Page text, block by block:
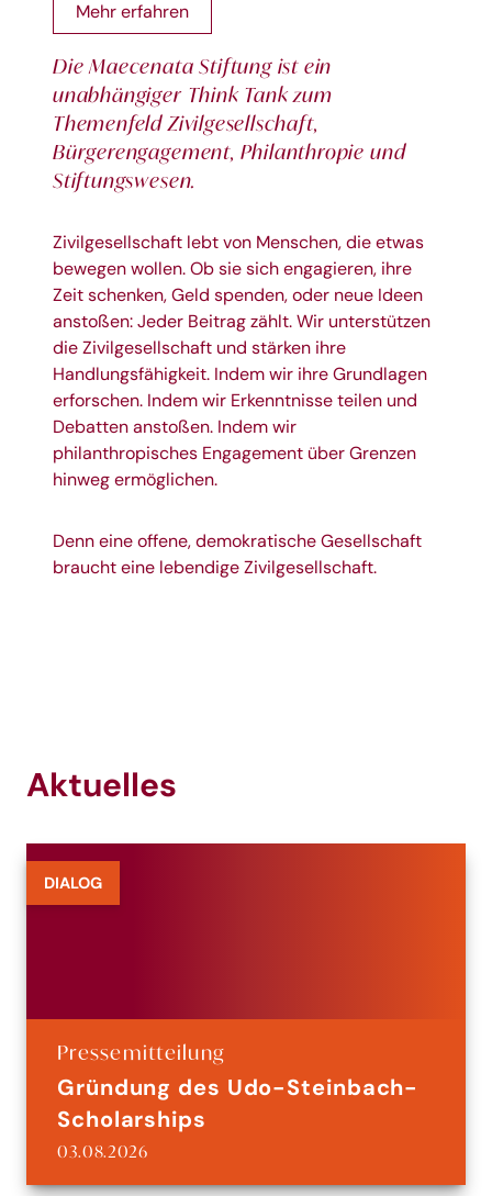
Mehr erfahren
Die Maecenata Stiftung ist ein
unabhängiger Think Tank zum
Themenfeld Zivilgesellschaft,
Bürgerengagement, Philanthropie und
Stiftungswesen.
Zivilgesellschaft lebt von Menschen, die etwas
bewegen wollen. Ob sie sich engagieren, ihre
Zeit schenken, Geld spenden, oder neue Ideen
anstoßen: Jeder Beitrag zählt. Wir unterstützen
die Zivilgesellschaft und stärken ihre
Handlungsfähigkeit. Indem wir ihre Grundlagen
erforschen. Indem wir Erkenntnisse teilen und
Debatten anstoßen. Indem wir
philanthropisches Engagement über Grenzen
hinweg ermöglichen.
Denn eine offene, demokratische Gesellschaft
braucht eine lebendige Zivilgesellschaft.
Aktuelles
DIALOG
Pressemitteilung
Gründung des Udo-Steinbach-
Scholarships
03.08.2026